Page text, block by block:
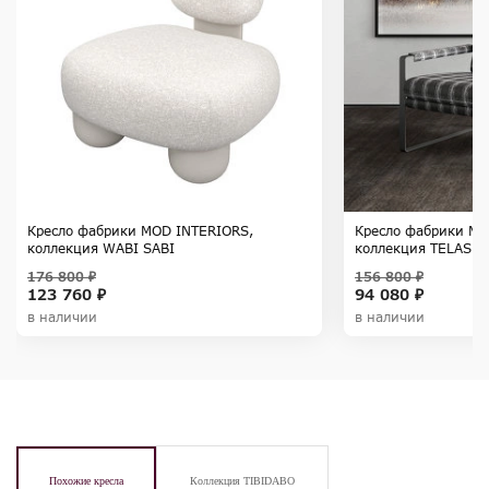
Кресло фабрики MOD INTERIORS,
коллекция WABI SABI
123 760 ₽
176 800 ₽
в наличии
Кресло фабрики
коллекция TELAS
94 080 ₽
156 800 ₽
в наличии
Похожие кресла Коллекция TIBIDABO